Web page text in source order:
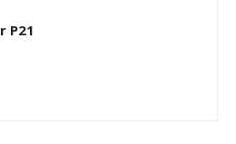
P21